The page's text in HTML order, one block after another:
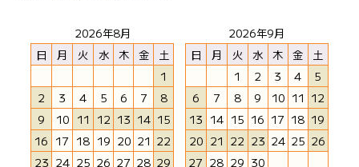
2026年8月
日
月 火 水 木 金
土
1
2
3 4 5 6 7
8
9
10 11 12 13 14 15
16 17 18 19 20 21 22
23 24 25 26 27 28 29
2026年9月
日
月 火 水 木 金
土
1
2 3 4
5
6
7 8 9 10 11 12
13 14 15 16 17 18 19
20 21 22 23 24 25 26
27 28 29 30